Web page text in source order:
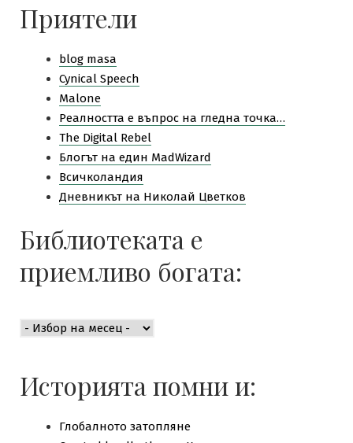
Приятели
blog masa
Cynical Speech
Malone
Pеалността е въпрос на гледна точка…
The Digital Rebel
Блогът на един MadWizard
Всичколандия
Дневникът на Николай Цветков
Библиотеката е
приемливо богата:
Историята помни и:
Глобалното затопляне